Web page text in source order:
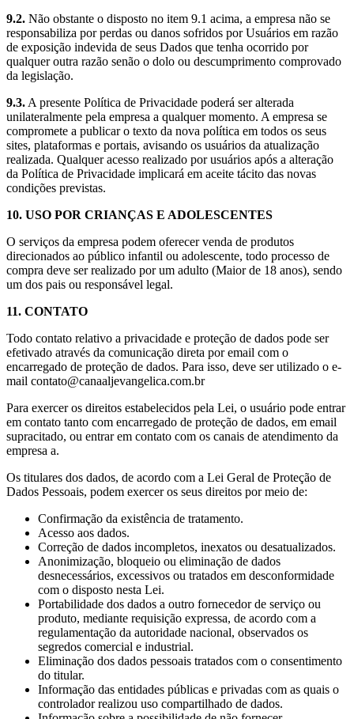
9.2. Não obstante o disposto no item 9.1 acima, a empresa não se
responsabiliza por perdas ou danos sofridos por Usuários em razão
de exposição indevida de seus Dados que tenha ocorrido por
qualquer outra razão senão o dolo ou descumprimento comprovado
da legislação.
9.3. A presente Política de Privacidade poderá ser alterada
unilateralmente pela empresa a qualquer momento. A empresa se
compromete a publicar o texto da nova política em todos os seus
sites, plataformas e portais, avisando os usuários da atualização
realizada. Qualquer acesso realizado por usuários após a alteração
da Política de Privacidade implicará em aceite tácito das novas
condições previstas.
10. USO POR CRIANÇAS E ADOLESCENTES
O serviços da empresa podem oferecer venda de produtos
direcionados ao público infantil ou adolescente, todo processo de
compra deve ser realizado por um adulto (Maior de 18 anos), sendo
um dos pais ou responsável legal.
11. CONTATO
Todo contato relativo a privacidade e proteção de dados pode ser
efetivado através da comunicação direta por email com o
encarregado de proteção de dados. Para isso, deve ser utilizado o e-
mail contato@canaaljevangelica.com.br
Para exercer os direitos estabelecidos pela Lei, o usuário pode entrar
em contato tanto com encarregado de proteção de dados, em email
supracitado, ou entrar em contato com os canais de atendimento da
empresa a.
Os titulares dos dados, de acordo com a Lei Geral de Proteção de
Dados Pessoais, podem exercer os seus direitos por meio de:
Confirmação da existência de tratamento.
Acesso aos dados.
Correção de dados incompletos, inexatos ou desatualizados.
Anonimização, bloqueio ou eliminação de dados
desnecessários, excessivos ou tratados em desconformidade
com o disposto nesta Lei.
Portabilidade dos dados a outro fornecedor de serviço ou
produto, mediante requisição expressa, de acordo com a
regulamentação da autoridade nacional, observados os
segredos comercial e industrial.
Eliminação dos dados pessoais tratados com o consentimento
do titular.
Informação das entidades públicas e privadas com as quais o
controlador realizou uso compartilhado de dados.